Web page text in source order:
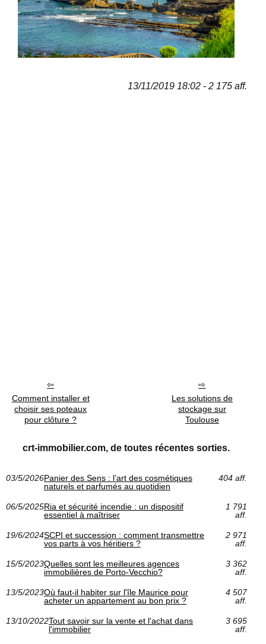
13/11/2019 18:02 - 2 175 aff.
Comment installer et
choisir ses poteaux
pour clôture ?
Les solutions de
stockage sur
Toulouse
crt-immobilier.com, de toutes récentes sorties.
03/5/2026Panier des Sens : l’art des cosmétiques
naturels et parfumés au quotidien
404 aff.
06/5/2025Ria et sécurité incendie : un dispositif
essentiel à maîtriser
1 791
aff.
19/6/2024SCPI et succession : comment transmettre
vos parts à vos héritiers ?
2 971
aff.
15/5/2023Quelles sont les meilleures agences
immobilières de Porto-Vecchio?
3 362
aff.
13/5/2023Où faut-il habiter sur l'île Maurice pour
acheter un appartement au bon prix ?
4 507
aff.
13/10/2022Tout savoir sur la vente et l'achat dans
l'immobilier
3 695
aff.